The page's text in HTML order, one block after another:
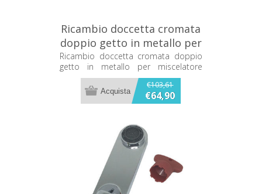
Ricambio doccetta cromata
doppio getto in metallo per
miscelatore Franke
133.0302.407
Ricambio doccetta cromata doppio
getto in metallo per miscelatore
Franke 133.0302.407
€103,61
€64,90